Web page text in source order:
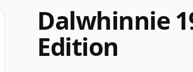
Dalwhinnie
Edition